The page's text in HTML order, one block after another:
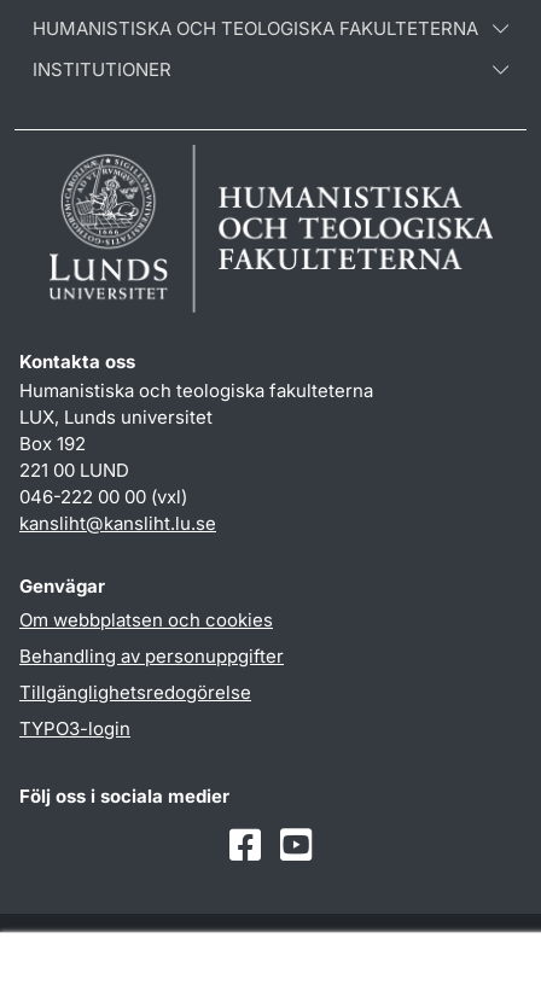
HUMANISTISKA OCH TEOLOGISKA FAKULTETERNA
INSTITUTIONER
Kontakta oss
Humanistiska och teologiska fakulteterna
LUX, Lunds universitet
Box 192
221 00 LUND
046-222 00 00 (vxl)
kansliht@kansliht.lu.se
Genvägar
Om webbplatsen och cookies
Behandling av personuppgifter
Tillgänglighetsredogörelse
TYPO3-login
Följ oss i sociala medier
Facebook
Youtube